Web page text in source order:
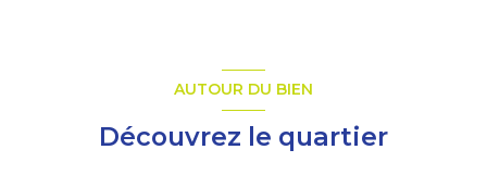
AUTOUR DU BIEN
Découvrez le quartier